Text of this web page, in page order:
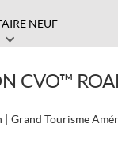
NEUF
CVO™
Grand Tourisme